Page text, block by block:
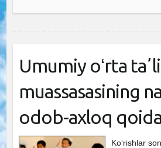
Umumiy oʻrta
muassasasining
odob-axloq
Ko‘rishlar